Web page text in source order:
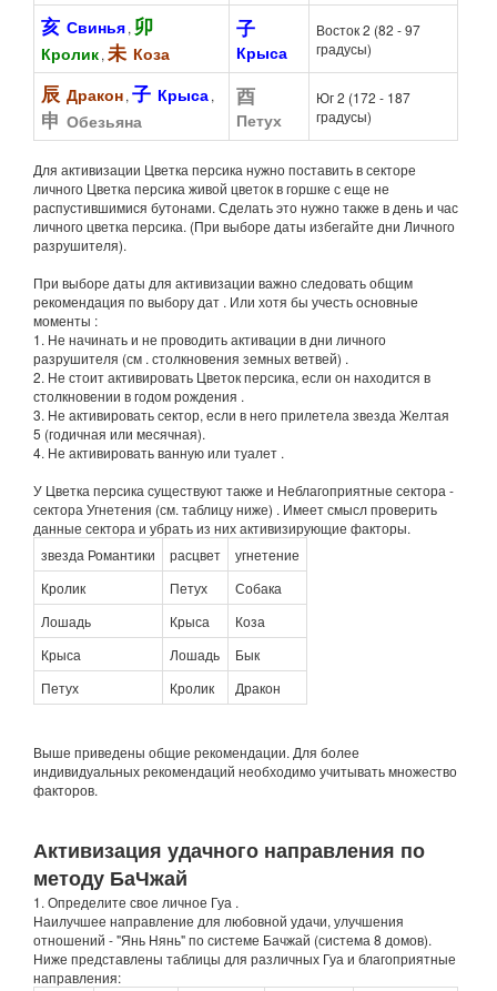
Свинья,
Кролик, Коза Крыса
Восток 2 (82 - 97
градусы)
Дракон, Крыса,
Обезьяна Петух
Юг 2 (172 - 187
градусы)
Для активизации Цветка персика нужно поставить в секторе
личного Цветка персика живой цветок в горшке с еще не
распустившимися бутонами. Сделать это нужно также в день и час
личного цветка персика. (При выборе даты избегайте дни Личного
разрушителя).
При выборе даты для активизации важно следовать общим
рекомендация по выбору дат . Или хотя бы учесть основные
моменты :
1. Не начинать и не проводить активации в дни личного
разрушителя (см . столкновения земных ветвей) .
2. Не стоит активировать Цветок персика, если он находится в
столкновении в годом рождения .
3. Не активировать сектор, если в него прилетела звезда Желтая
5 (годичная или месячная).
4. Не активировать ванную или туалет .
У Цветка персика существуют также и Неблагоприятные сектора -
сектора Угнетения (см. таблицу ниже) . Имеет смысл проверить
данные сектора и убрать из них активизирующие факторы.
звезда Романтики
расцвет
угнетение
Кролик
Петух
Собака
Лошадь
Крыса
Коза
Крыса
Лошадь
Бык
Петух
Кролик Дракон
Выше приведены общие рекомендации. Для более
индивидуальных рекомендаций необходимо учитывать множество
факторов.
Активизация удачного направления по
методу БаЧжай
1. Определите свое личное Гуа .
Наилучшее направление для любовной удачи, улучшения
отношений - "Янь Нянь" по системе Бачжай (система 8 домов).
Ниже представлены таблицы для различных Гуа и благоприятные
направления: